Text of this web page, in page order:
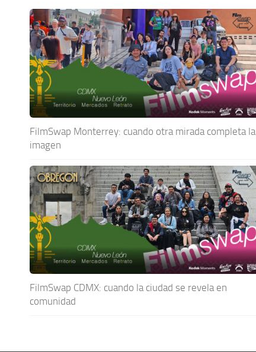
FilmSwap Monterrey: cuando otra mirada completa la
imagen
FilmSwap CDMX: cuando la ciudad se revela en
comunidad